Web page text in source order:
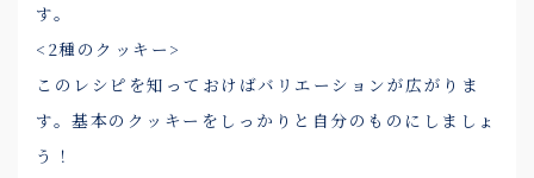
す。
<2種のクッキー>
このレシピを知っておけばバリエーションが広がりま
す。基本のクッキーをしっかりと自分のものにしましょ
う！